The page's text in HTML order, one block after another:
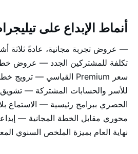
أنماط الإبداع على
تكلفة للمشتركين الجدد — عروض
للأسر والحسابات المشتركة —
الحصري ببرامج رئيسية — الاستماع
محوري مقابل الخطة المجانية —
نهاية العام بميزة الملخص السنوي